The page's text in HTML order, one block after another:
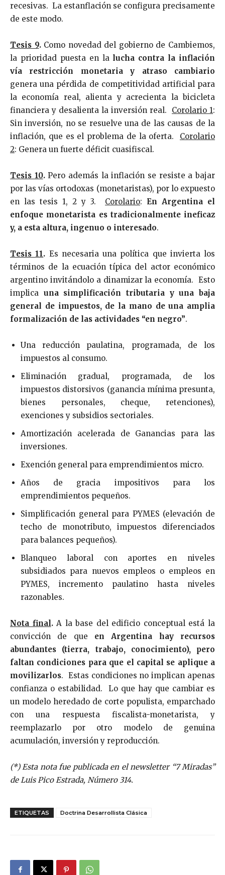
recesivas. La estanflación se configura precisamente
de este modo.
Tesis 9.Como novedad del gobierno de Cambiemos,
la prioridad puesta en la lucha contra la inflación
vía restricción monetaria y atraso cambiario
genera una pérdida de competitividad artificial para
la economía real, alienta y acrecienta la bicicleta
financiera y desalienta la inversión real. Corolario 1:
Sin inversión, no se resuelve una de las causas de la
inflación, que es el problema de la oferta. Corolario
2: Genera un fuerte déficit cuasifiscal.
Tesis 10.Pero además la inflación se resiste a bajar
por las vías ortodoxas (monetaristas), por lo expuesto
en las tesis 1, 2 y 3. Corolario: En Argentina el
enfoque monetarista es tradicionalmente ineficaz
y, a esta altura, ingenuo o interesado.
Tesis 11 . Es necesaria una política que invierta los
términos de la ecuación típica del actor económico
argentino invitándolo a dinamizar la economía. Esto
implica una simplificación tributaria y una baja
general de impuestos, de la mano de una amplia
formalización de las actividades “en negro”.
Una reducción paulatina, programada, de los
impuestos al consumo.
Eliminación gradual, programada, de los
impuestos distorsivos (ganancia mínima presunta,
bienes personales, cheque, retenciones),
exenciones y subsidios sectoriales.
Amortización acelerada de Ganancias para las
inversiones.
Exención general para emprendimientos micro.
Años de gracia impositivos para los
emprendimientos pequeños.
Simplificación general para PYMES (elevación de
techo de monotributo, impuestos diferenciados
para balances pequeños).
Blanqueo laboral con aportes en niveles
subsidiados para nuevos empleos o empleos en
PYMES, incremento paulatino hasta niveles
razonables.
Nota final.A la base del edificio conceptual está la
convicción de que en Argentina hay recursos
abundantes (tierra, trabajo, conocimiento), pero
faltan condiciones para que el capital se aplique a
movilizarlos. Estas condiciones no implican apenas
confianza o estabilidad. Lo que hay que cambiar es
un modelo heredado de corte populista, emparchado
con una respuesta fiscalista-monetarista, y
reemplazarlo por otro modelo de genuina
acumulación, inversión y reproducción.
(*) Esta nota fue publicada en el newsletter “7 Miradas”
de Luis Pico Estrada, Número 314.
ETIQUETAS Doctrina Desarrollista Clásica